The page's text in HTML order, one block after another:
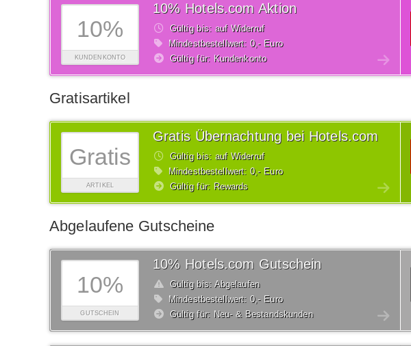
10%
KUNDENKONTO
10% Hotels.com Aktion
Gültig bis: auf Widerruf
Mindestbestellwert: 0,- Euro
Gültig für: Kundenkonto
Gratisartikel
Gratis
ARTIKEL
Gratis Übernachtung bei Hotels.com
Gültig bis: auf Widerruf
Mindestbestellwert: 0,- Euro
Gültig für: Rewards
Abgelaufene Gutscheine
10%
GUTSCHEIN
10% Hotels.com Gutschein
Gültig bis: Abgelaufen
Mindestbestellwert: 0,- Euro
Gültig für: Neu- & Bestandskunden